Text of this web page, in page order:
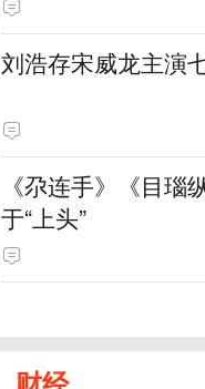
刘浩存宋威龙主演
《尕连手》《目
于“上头”